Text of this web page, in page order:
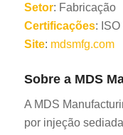
Setor: Fabricação
Certificações: ISO
Site: mdsmfg.com
Sobre a MDS
A MDS
por injeção